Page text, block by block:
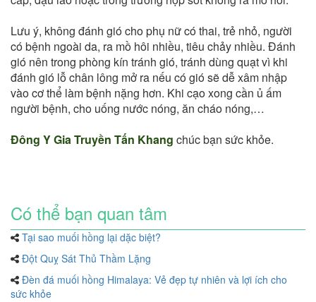
Lưu ý, không đánh gió cho phụ nữ có thai, trẻ nhỏ, người
có bệnh ngoài da, ra mồ hôi nhiều, tiêu chảy nhiều. Đánh
gió nên trong phòng kín tránh gió, tránh dùng quạt vì khi
đánh gió lỗ chân lông mở ra nếu có gió sẽ dễ xâm nhập
vào cơ thể làm bệnh nặng hơn. Khi cạo xong cần ủ ấm
người bệnh, cho uống nước nóng, ăn cháo nóng,…
Đông Y Gia Truyền Tấn Khang chúc bạn sức khỏe.
Có thể bạn quan tâm
Tại sao muối hồng lại dặc biệt?
Đột Quỵ Sát Thủ Thầm Lặng
Đèn đá muối hồng Himalaya: Vẻ đẹp tự nhiên và lợi ích cho
sức khỏe